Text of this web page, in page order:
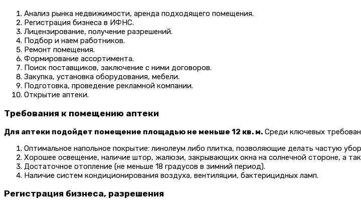
Анализ рынка недвижимости, аренда подходящего помещения.
Регистрация бизнеса в ИФНС.
Лицензирование, получение разрешений.
Подбор и наем работников.
Ремонт помещения.
Формирование ассортимента.
Поиск поставщиков, заключение с ними договоров.
Закупка, установка оборудования, мебели.
Подготовка, проведение рекламной компании.
Открытие аптеки.
Требования к помещению аптеки
Для аптеки подойдет помещение площадью не меньше 12 кв. м. Среди ключевых
Оптимальное напольное покрытие: линолеум либо плитка, позволяющие делать частую
Хорошее освещение, наличие штор, жалюзи, закрывающих окна на солнечной стороне, а
Достаточное отопление (не меньше 18 градусов в зимний период).
Наличие систем кондиционирования воздуха, вентиляции, бактерицидных ламп.
Регистрация бизнеса, разрешения